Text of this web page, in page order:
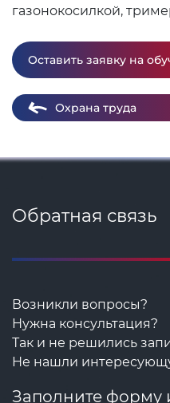
газонокосилкой,
Оставить заявку на
Охрана труда
Обратная связь
Возникли вопросы?
Нужна консультация?
Так и не решились
Не нашли
Заполните форму